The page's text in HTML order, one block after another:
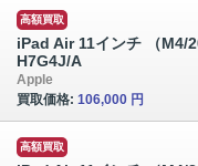
高額買取
iPad Air 11インチ （M4/
H7G4J/A
Apple
買取価格: 106,000 円
高額買取